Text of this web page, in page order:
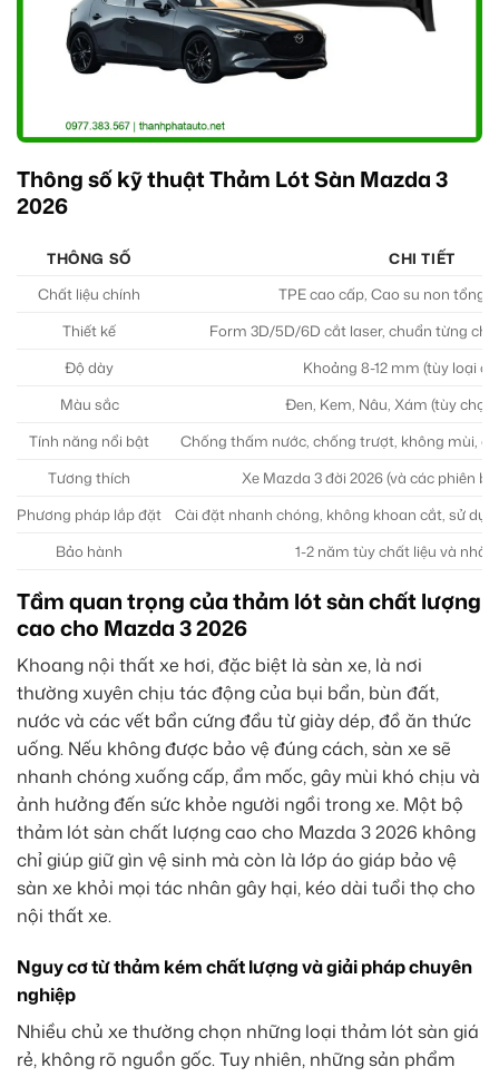
Thông số kỹ thuật Thảm Lót Sàn Mazda 3
2026
THÔNG SỐ
CHI TIẾT
Chất liệu chính
TPE cao cấp, Cao su non tổng
Thiết kế
Form 3D/5D/6D cắt laser, chuẩn từng chi
Độ dày
Khoảng 8-12 mm (tùy loại
Màu sắc
Đen, Kem, Nâu, Xám (tùy chọn
Tính năng nổi bật
Chống thấm nước, chống trượt, không mùi,
Tương thích
Xe Mazda 3 đời 2026 (và các phiên
Phương pháp lắp đặt
Cài đặt nhanh chóng, không khoan cắt, sử
Bảo hành
1-2 năm tùy chất liệu và nhà
Tầm quan trọng của thảm lót sàn chất lượng
cao cho Mazda 3 2026
Khoang nội thất xe hơi, đặc biệt là sàn xe, là nơi
thường xuyên chịu tác động của bụi bẩn, bùn đất,
nước và các vết bẩn cứng đầu từ giày dép, đồ ăn thức
uống. Nếu không được bảo vệ đúng cách, sàn xe sẽ
nhanh chóng xuống cấp, ẩm mốc, gây mùi khó chịu và
ảnh hưởng đến sức khỏe người ngồi trong xe. Một bộ
thảm lót sàn chất lượng cao cho Mazda 3 2026 không
chỉ giúp giữ gìn vệ sinh mà còn là lớp áo giáp bảo vệ
sàn xe khỏi mọi tác nhân gây hại, kéo dài tuổi thọ cho
nội thất xe.
Nguy cơ từ thảm kém chất lượng và giải pháp chuyên
nghiệp
Nhiều chủ xe thường chọn những loại thảm lót sàn giá
rẻ, không rõ nguồn gốc. Tuy nhiên, những sản phẩm